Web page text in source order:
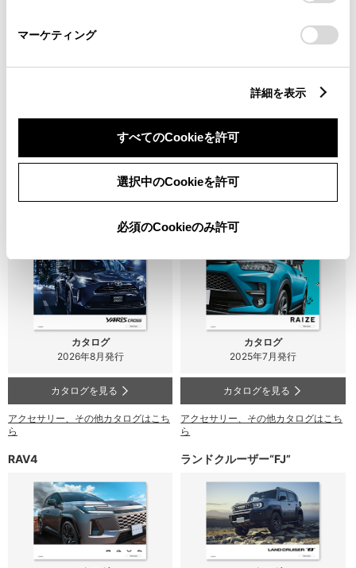
マーケティング
詳細を表示
すべてのCookieを許可
選択中のCookieを許可
必須のCookieのみ許可
bZ4X
2026年1月発行
2026年7月発行
カタログ
2026年8月発行
カタログを見る
アクセサリー、その他カタログはこち
ら
ライズ
カタログ
2025年7月発行
カタログを見る
アクセサリー、その他カタログはこち
ら
RAV4 ランドクルーザー“FJ”